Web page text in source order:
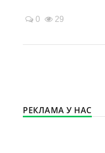
0 29
РЕКЛАМА У НАС